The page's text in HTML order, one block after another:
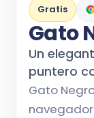
Gratis
Gato
Un
puntero
Gato